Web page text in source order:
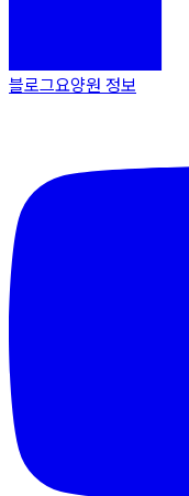
블로그요양원 정보